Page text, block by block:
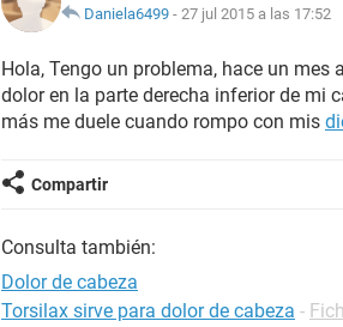
Daniela6499 - 27 jul 2015 a las 17:52
Hola, Tengo un problema, hace un
dolor en la parte derecha inferior de mi
más me duele cuando rompo con mis
Compartir
Consulta también:
Dolor de cabeza
Torsilax sirve para dolor de cabeza -